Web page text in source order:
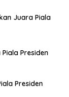
Juara Piala
Presiden
Presiden